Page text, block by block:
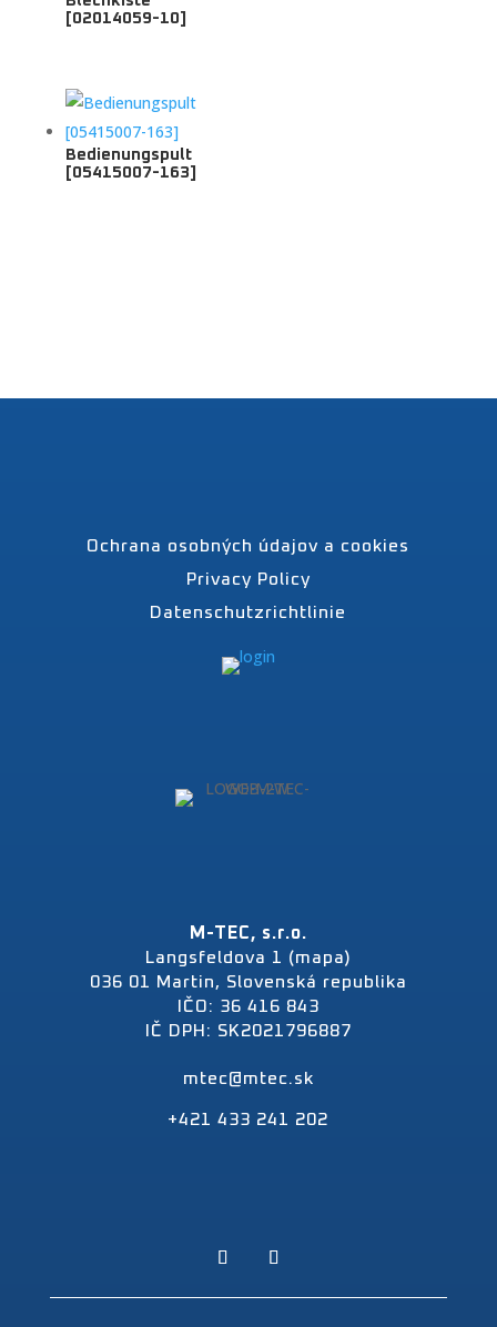
[02014059-10]
Bedienungspult
[05415007-163]
Ochrana osobných údajov a cookies
Privacy Policy
Datenschutzrichtlinie
M-TEC, s.r.o.
Langsfeldova 1 (mapa)
036 01 Martin, Slovenská republika
IČO: 36 416 843
IČ DPH: SK2021796887
mtec@mtec.sk
+421 433 241 202